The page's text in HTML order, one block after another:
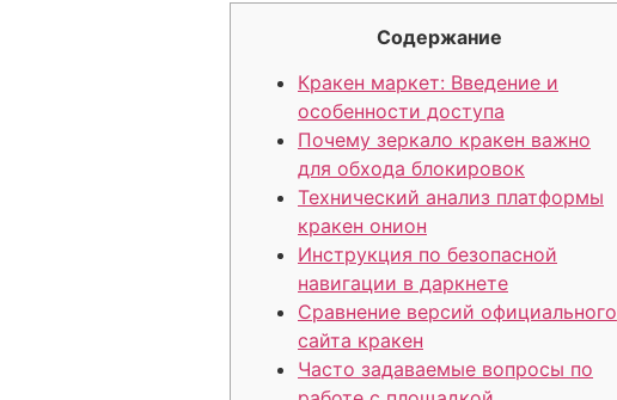
Содержание
Кракен маркет: Введение и
особенности доступа
Почему зеркало кракен важно
для обхода блокировок
Технический анализ платформы
кракен онион
Инструкция по безопасной
навигации в даркнете
Сравнение версий официального
сайта кракен
Часто задаваемые вопросы по